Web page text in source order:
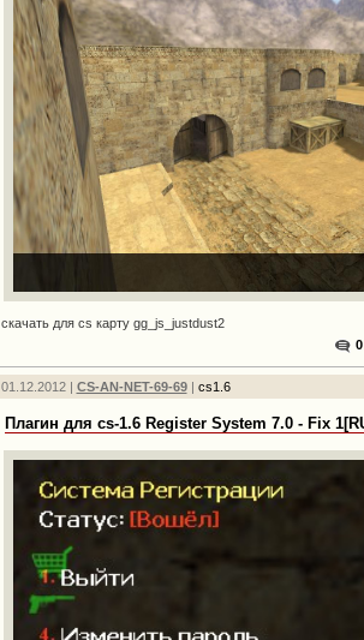
скачать для cs карту gg_js_justdust2
0
01.12.2012 | CS-AN-NET-69-69| cs1.6
Плагин для cs-1.6 Register System 7.0 - Fix